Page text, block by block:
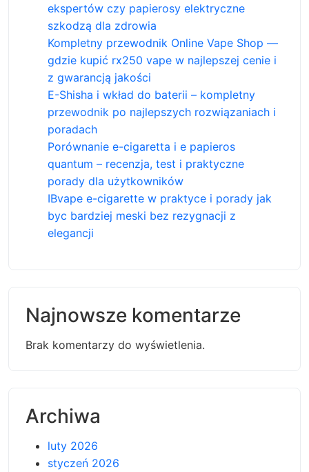
ekspertów czy papierosy elektryczne
szkodzą dla zdrowia
Kompletny przewodnik Online Vape Shop —
gdzie kupić rx250 vape w najlepszej cenie i
z gwarancją jakości
E-Shisha i wkład do baterii – kompletny
przewodnik po najlepszych rozwiązaniach i
poradach
Porównanie e-cigaretta i e papieros
quantum – recenzja, test i praktyczne
porady dla użytkowników
IBvape e-cigarette w praktyce i porady jak
byc bardziej meski bez rezygnacji z
elegancji
Najnowsze komentarze
Brak komentarzy do wyświetlenia.
Archiwa
luty 2026
styczeń 2026